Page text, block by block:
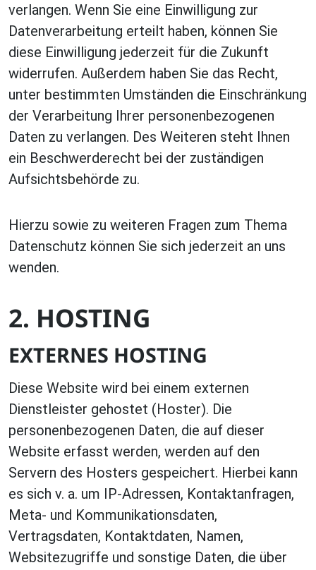
verlangen. Wenn Sie eine Einwilligung zur
Datenverarbeitung erteilt haben, können Sie
diese Einwilligung jederzeit für die Zukunft
widerrufen. Außerdem haben Sie das Recht,
unter bestimmten Umständen die Einschränkung
der Verarbeitung Ihrer personenbezogenen
Daten zu verlangen. Des Weiteren steht Ihnen
ein Beschwerderecht bei der zuständigen
Aufsichtsbehörde zu.
Hierzu sowie zu weiteren Fragen zum Thema
Datenschutz können Sie sich jederzeit an uns
wenden.
2. HOSTING
EXTERNES HOSTING
Diese Website wird bei einem externen
Dienstleister gehostet (Hoster). Die
personenbezogenen Daten, die auf dieser
Website erfasst werden, werden auf den
Servern des Hosters gespeichert. Hierbei kann
es sich v. a. um IP-Adressen, Kontaktanfragen,
Meta- und Kommunikationsdaten,
Vertragsdaten, Kontaktdaten, Namen,
Websitezugriffe und sonstige Daten, die über